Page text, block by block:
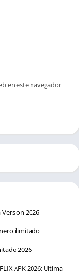
en este navegador
Version 2026
ilimitado
2026
APK 2026: Ultima